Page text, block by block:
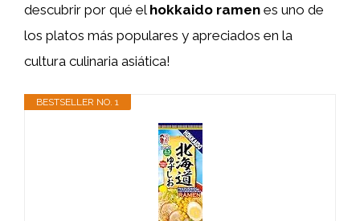
descubrir por qué el hokkaido ramen es uno de
los platos más populares y apreciados en la
cultura culinaria asiática!
BESTSELLER NO. 1